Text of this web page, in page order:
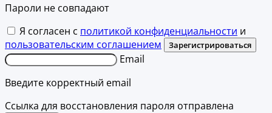
Пароли не совпадают
Я согласен с политикой конфиденциальности и
пользовательским соглашением
Зарегистрироваться
Email
Введите корректный email
Ссылка для восстановления пароля отправлена